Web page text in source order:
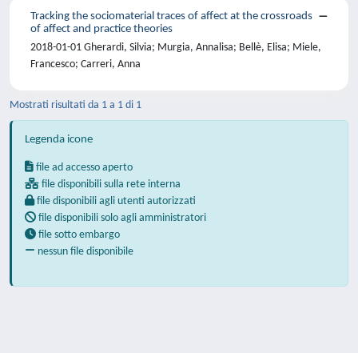
Tracking the sociomaterial traces of affect at the crossroads
of affect and practice theories
2018-01-01 Gherardi, Silvia; Murgia, Annalisa; Bellè, Elisa; Miele,
Francesco; Carreri, Anna
Mostrati risultati da 1 a 1 di 1
Legenda icone
file ad accesso aperto
file disponibili sulla rete interna
file disponibili agli utenti autorizzati
file disponibili solo agli amministratori
file sotto embargo
nessun file disponibile